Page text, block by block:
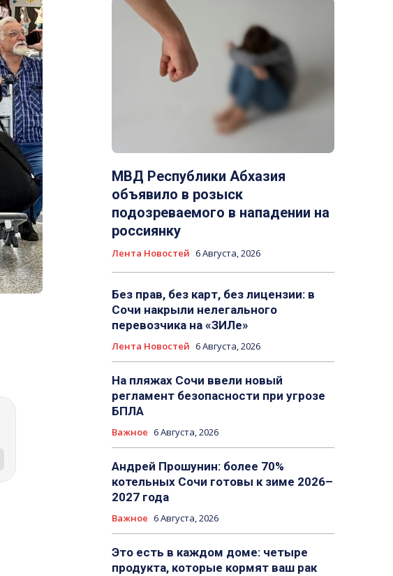
МВД Республики Абхазия
объявило в розыск
подозреваемого в нападении на
россиянку
Лента Новостей 6 Августа, 2026
Без прав, без карт, без лицензии: в
Сочи накрыли нелегального
перевозчика на «ЗИЛе»
Лента Новостей 6 Августа, 2026
На пляжах Сочи ввели новый
регламент безопасности при угрозе
БПЛА
Важное 6 Августа, 2026
Андрей Прошунин: более 70%
котельных Сочи готовы к зиме 2026–
2027 года
Важное 6 Августа, 2026
Это есть в каждом доме: четыре
продукта, которые кормят ваш рак